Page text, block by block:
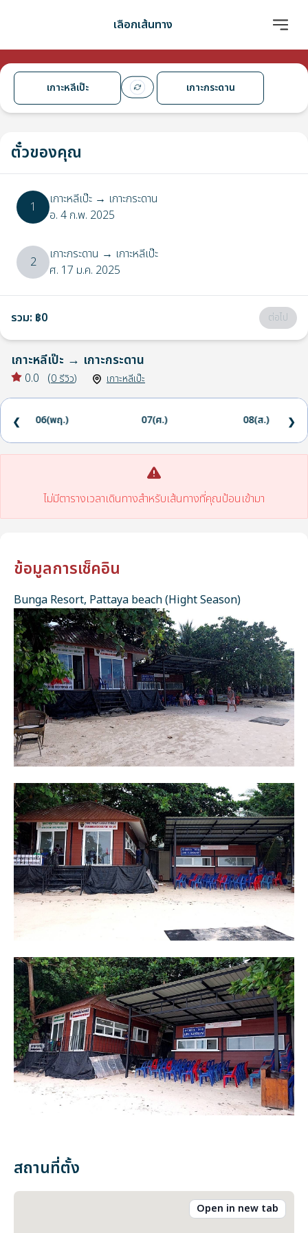
เลือกเส้นทาง
เกาะหลีเป๊ะ เกาะกระดาน
ตั๋วของคุณ
1 เกาะหลีเป๊ะ → เกาะกระดาน
อ. 4 ก.พ. 2025
2 เกาะกระดาน → เกาะหลีเป๊ะ
ศ. 17 ม.ค. 2025
รวม: ฿0 ต่อไป
เกาะหลีเป๊ะ → เกาะกระดาน
0.0 (0 รีวิว) เกาะหลีเป๊ะ
06(พฤ.) 07(ศ.) 08(ส.)
❮ ❯
ไม่มีตารางเวลาเดินทางสำหรับเส้นทางที่คุณป้อนเข้ามา
ข้อมูลการเช็คอิน
Bunga Resort, Pattaya beach (Hight Season)
สถานที่ตั้ง
Open in new tab